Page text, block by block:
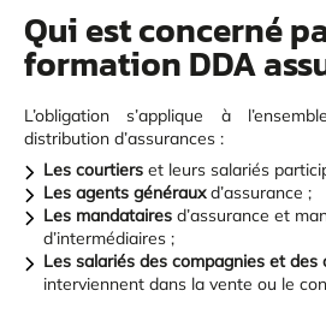
Qui est concerné
formation DDA
L’obligation s’applique à
distribution d’assurances :
Les courtiers et leurs salariés
Les agents générauxd’assurance ;
Les mandataires d’assurance et
d’intermédiaires ;
Les salariés des compagnies et des
interviennent dans la vente ou le